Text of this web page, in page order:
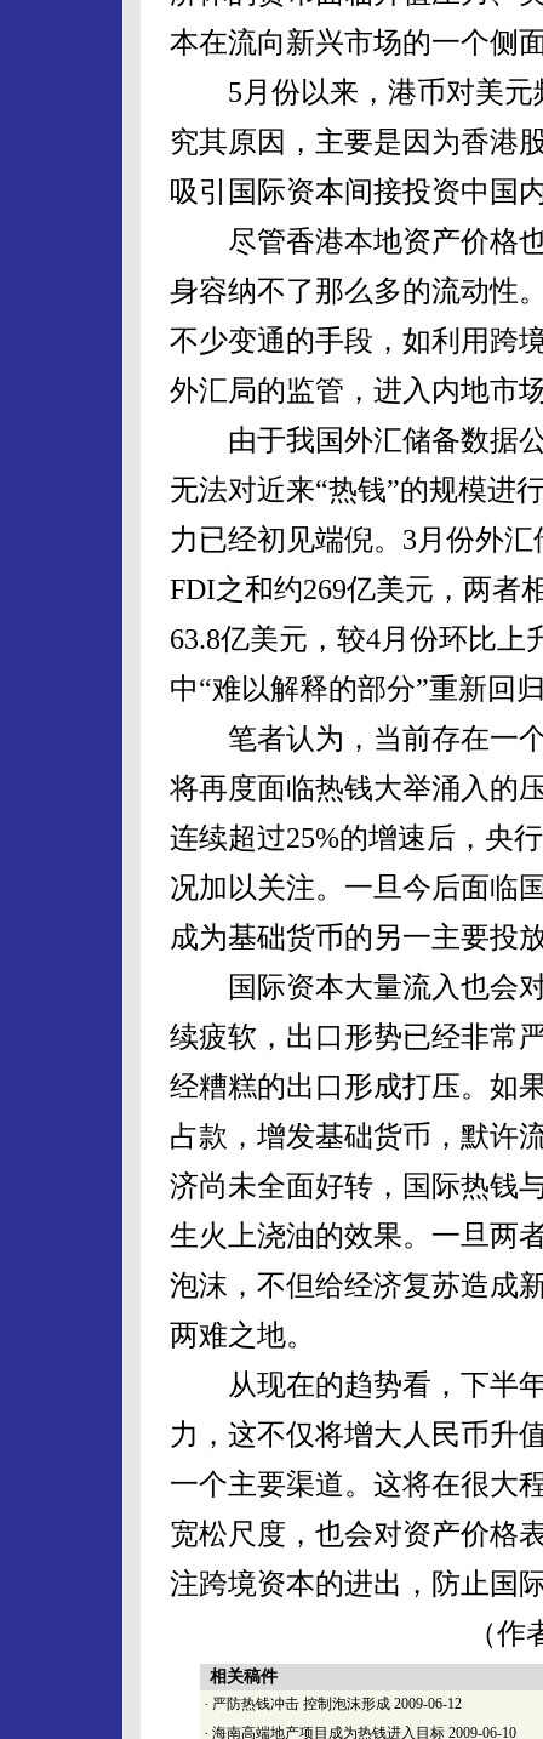
本在流向新兴市场的一个侧
5月份以来，港币对美元
究其原因，主要是因为香港
吸引国际资本间接投资中国
尽管香港本地资产价格也
身容纳不了那么多的流动性
不少变通的手段，如利用跨
外汇局的监管，进入内地市
由于我国外汇储备数据公
无法对近来“热钱”的规模进
力已经初见端倪。3月份外
FDI之和约269亿美元，两者
63.8亿美元，较4月份环比上
中“难以解释的部分”重新回
笔者认为，当前存在一
将再度面临热钱大举涌入的
连续超过25%的增速后，央
况加以关注。一旦今后面临
成为基础货币的另一主要投
国际资本大量流入也会对
续疲软，出口形势已经非常
经糟糕的出口形成打压。如
占款，增发基础货币，默许
济尚未全面好转，国际热钱
生火上浇油的效果。一旦两
泡沫，不但给经济复苏造成
两难之地。
从现在的趋势看，下半年
力，这不仅将增大人民币升
一个主要渠道。这将在很大
宽松尺度，也会对资产价格
注跨境资本的进出，防止国
（作者系第一财
相关稿件
· 严防热钱冲击 控制泡沫形成 2009-06-12
· 海南高端地产项目成为热钱进入目标 2009-06-10